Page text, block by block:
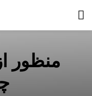
منظور